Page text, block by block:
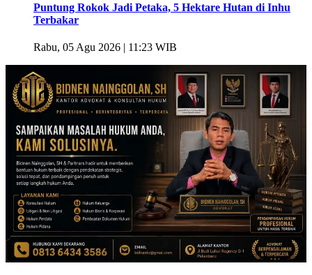
Puntung Rokok Jadi Petaka, 5 Hektare Hutan di Inhu
Terbakar
Rabu, 05 Agu 2026 | 11:23 WIB